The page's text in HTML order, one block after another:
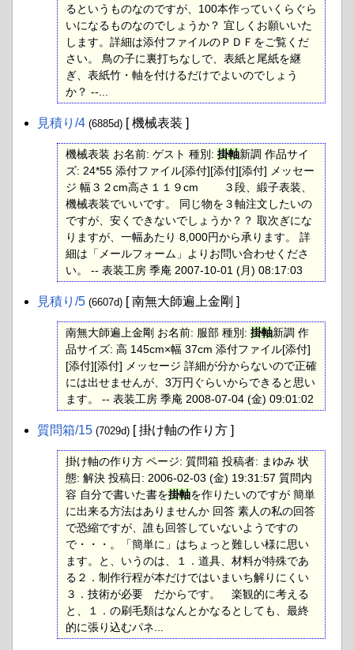
るというものなのですが、100本作っていくらぐら
いになるものなのでしょうか？ 宜しくお願いいた
します。詳細は添付ファイルのＰＤＦをご覧くだ
さい。 鳥の子に裏打ちなしで、表紙と尾紙を継
ぎ、表紙竹・軸を付けるだけでよいのでしょう
か？ --...
見積り​/4 (6885d) [ 機械表装 ]
機械表装 お名前: ゲスト 種別: 掛軸新調 作品サイ
ズ: 24*55 添付ファイル[添付][添付][添付] メッセー
ジ 幅３２cm高さ１１９cm ３段、緞子表装、
機械表装でいいです。 同じ物を３軸注文したいの
ですが、安くできないでしょうか？？ 取次ぎにな
りますが、一幅あたり 8,000円から承ります。 詳
細は「メールフォーム」よりお問い合わせくださ
い。 -- 表装工房 季庵 2007-10-01 (月) 08:17:03
見積り​/5 (6607d) [ 南無大師遍上金剛 ]
南無大師遍上金剛 お名前: 服部 種別: 掛軸新調 作
品サイズ: 高 145cm×幅 37cm 添付ファイル[添付]
[添付][添付] メッセージ 詳細が分からないので正確
には出せませんが、3万円ぐらいからできると思い
ます。 -- 表装工房 季庵 2008-07-04 (金) 09:01:02
質問箱​/15 (7029d) [ 掛け軸の作り方 ]
掛け軸の作り方 ページ: 質問箱 投稿者: まゆみ 状
態: 解決 投稿日: 2006-02-03 (金) 19:31:57 質問内
容 自分で書いた書を掛軸を作りたいのですが 簡単
に出来る方法はありませんか 回答 素人の私の回答
で恐縮ですが、誰も回答していないようですの
で・・・。「簡単に」はちょっと難しい様に思い
ます。と、いうのは、１．道具、材料が特殊であ
る２．制作行程が本だけではいまいち解りにくい
３．技術が必要 だからです。 楽観的に考える
と、１．の刷毛類はなんとかなるとしても、最終
的に張り込むパネ...